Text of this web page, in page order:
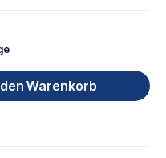
gewünschten Wert
Warenkorb